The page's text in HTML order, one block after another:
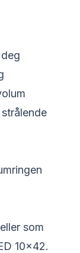
som
10×42.